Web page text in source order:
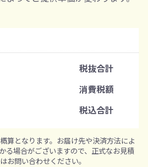
個から
※既製品サンプルは各色3個まで
税抜合計
消費税額
税込合計
算となります。お届け先や決済方法によ
る場合がございますので、正式なお見積
お問い合わせください。